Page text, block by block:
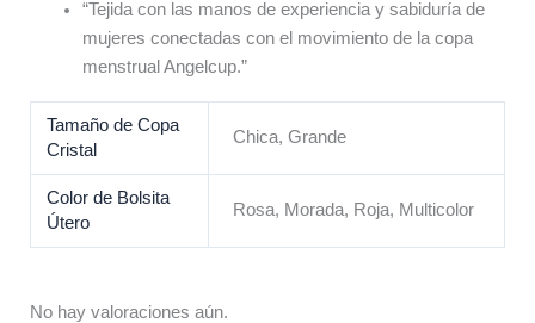
“Tejida con las manos de experiencia y sabiduría de
mujeres conectadas con el movimiento de la copa
menstrual Angelcup.”
Tamaño de Copa
Cristal
Chica, Grande
Color de Bolsita
Útero
Rosa, Morada, Roja, Multicolor
No hay valoraciones aún.